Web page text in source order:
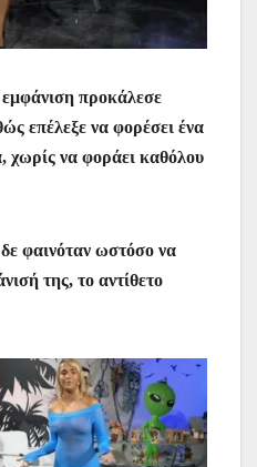
προκάλεσε
επέλεξε να φορέσει ένα
χωρίς να φοράει καθόλου
φαινόταν ωστόσο να
της, το αντίθετο